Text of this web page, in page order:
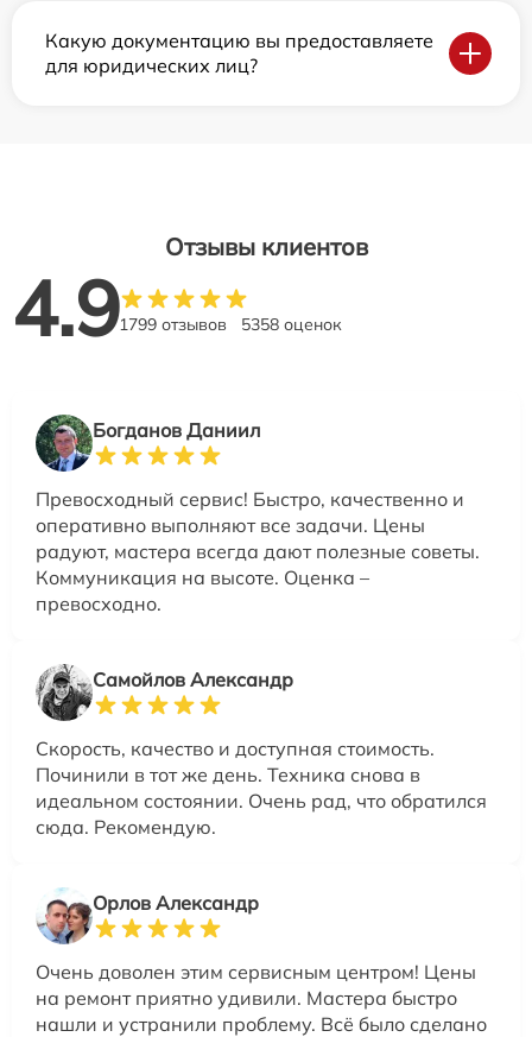
Какую документацию вы предоставляете
для юридических лиц?
Отзывы клиентов
4.91799 отзывов 5358 оценок
Богданов Даниил
Превосходный сервис! Быстро, качественно и
оперативно выполняют все задачи. Цены
радуют, мастера всегда дают полезные советы.
Коммуникация на высоте. Оценка –
превосходно.
Самойлов Александр
Скорость, качество и доступная стоимость.
Починили в тот же день. Техника снова в
идеальном состоянии. Очень рад, что обратился
сюда. Рекомендую.
Орлов Александр
Очень доволен этим сервисным центром! Цены
на ремонт приятно удивили. Мастера быстро
нашли и устранили проблему. Всё было сделано